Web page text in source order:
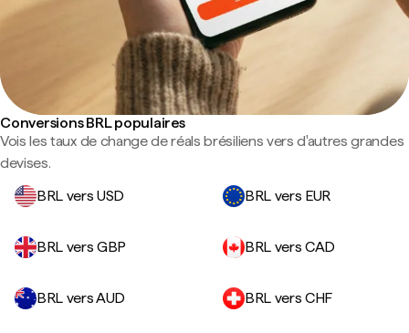
Conversions BRL populaires
Vois les taux de change de réals brésiliens vers d'autres grandes
devises.
BRL vers USD
BRL vers EUR
BRL vers GBP BRL vers CAD
BRL vers AUD BRL vers CHF